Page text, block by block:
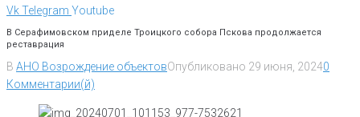
VkTelegram Youtube
В Серафимовском приделе Троицкого собора Пскова продолжается
реставрация
В АНО Возрождение объектовОпубликовано 29 июня, 20240
Комментарии(й)